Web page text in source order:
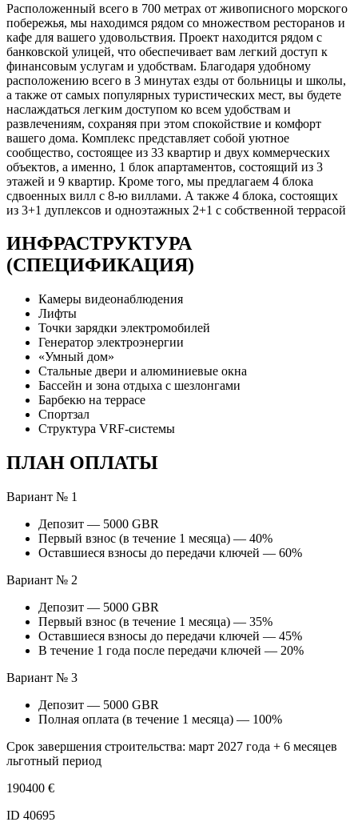
Расположенный всего в 700 метрах от живописного морского
побережья, мы находимся рядом со множеством ресторанов и
кафе для вашего удовольствия. Проект находится рядом с
банковской улицей, что обеспечивает вам легкий доступ к
финансовым услугам и удобствам. Благодаря удобному
расположению всего в 3 минутах езды от больницы и школы,
а также от самых популярных туристических мест, вы будете
наслаждаться легким доступом ко всем удобствам и
развлечениям, сохраняя при этом спокойствие и комфорт
вашего дома. Комплекс представляет собой уютное
сообщество, состоящее из 33 квартир и двух коммерческих
объектов, а именно, 1 блок апартаментов, состоящий из 3
этажей и 9 квартир. Кроме того, мы предлагаем 4 блока
сдвоенных вилл с 8-ю виллами. А также 4 блока, состоящих
из 3+1 дуплексов и одноэтажных 2+1 с собственной террасой
ИНФРАСТРУКТУРА
(СПЕЦИФИКАЦИЯ)
Камеры видеонаблюдения
Лифты
Точки зарядки электромобилей
Генератор электроэнергии
«Умный дом»
Стальные двери и алюминиевые окна
Бассейн и зона отдыха с шезлонгами
Барбекю на террасе
Спортзал
Структура VRF-системы
ПЛАН ОПЛАТЫ
Вариант № 1
Депозит — 5000 GBR
Первый взнос (в течение 1 месяца) — 40%
Оставшиеся взносы до передачи ключей — 60%
Вариант № 2
Депозит — 5000 GBR
Первый взнос (в течение 1 месяца) — 35%
Оставшиеся взносы до передачи ключей — 45%
В течение 1 года после передачи ключей — 20%
Вариант № 3
Депозит — 5000 GBR
Полная оплата (в течение 1 месяца) — 100%
Срок завершения строительства: март 2027 года + 6 месяцев
льготный период
190400 €
ID 40695